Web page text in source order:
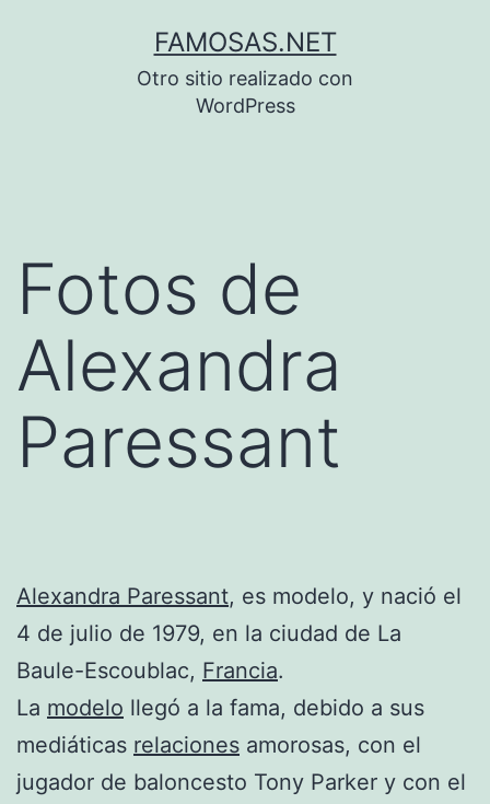
FAMOSAS.NET
Otro sitio realizado con
WordPress
Fotos de
Alexandra
Paressant
Alexandra Paressant, es modelo, y nació el
4 de julio de 1979, en la ciudad de La
Baule-Escoublac, Francia.
La modelo llegó a la fama, debido a sus
mediáticas relaciones amorosas, con el
jugador de baloncesto Tony Parker y con el